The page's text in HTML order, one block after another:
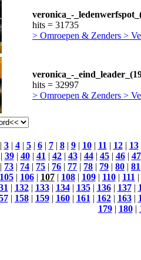
veronica_-
hits = 31735
> Omroepen & Zenders >
veronica_-
hits = 32997
> Omroepen & Zenders >
3| 4| 5| 6| 7| 8| 9| 10| 11| 12| 13
39| 40| 41| 42| 43| 44| 45| 46| 47
| 73 | 74 | 75 | 76 | 77 | 78 | 79 | 80 | 81
105| 106| 107| 108| 109| 110| 111|
| 132| 133| 134| 135| 136| 137|
| 158| 159| 160| 161| 162| 163|
179| 180|